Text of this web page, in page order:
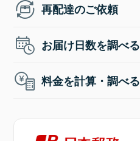
再配達のご依頼
お届け日数を調べる
料金を計算・調べる